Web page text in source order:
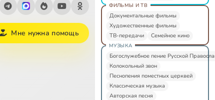
Мне нужна помощь
ФИЛЬМЫ И ТВ
Документальные фильмы
Художественные фильмы
ТВ-передачи
Семейное кино
МУЗЫКА
Богослужебное пение Русской
Колокольный звон
Песнопения поместных церквей
Классическая музыка
Авторская песня